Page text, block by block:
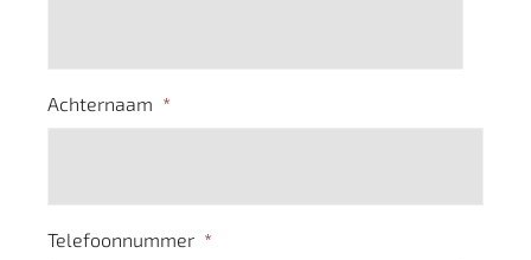
Achternaam *
Telefoonnummer *